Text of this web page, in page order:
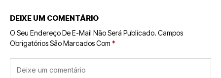
DEIXE UM COMENTÁRIO
O Seu Endereço De E-Mail Não Será Publicado. Campos
Obrigatórios São Marcados Com *